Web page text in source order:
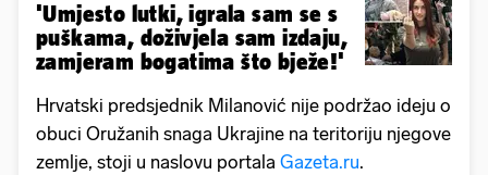
'Umjesto lutki, igrala sam se s
puškama, doživjela sam izdaju,
zamjeram bogatima što bježe!'
Hrvatski predsjednik Milanović nije podržao ideju o
obuci Oružanih snaga Ukrajine na teritoriju njegove
zemlje, stoji u naslovu portala Gazeta.ru.